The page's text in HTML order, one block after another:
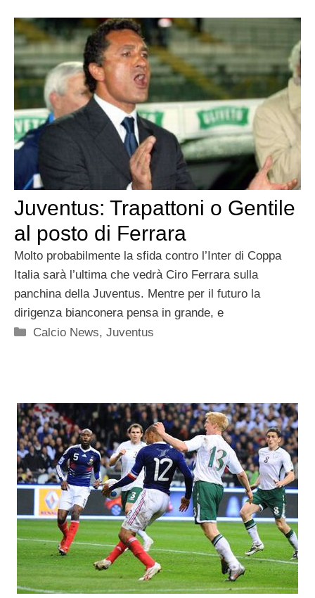
Juventus: Trapattoni o Gentile
al posto di Ferrara
Molto probabilmente la sfida contro l’Inter di Coppa
Italia sarà l’ultima che vedrà Ciro Ferrara sulla
panchina della Juventus. Mentre per il futuro la
dirigenza bianconera pensa in grande, e
Categorie
Calcio News,Juventus